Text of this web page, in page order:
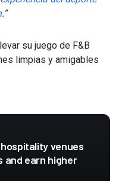
.”
su juego de F&B
limpias y amigables
venues
and earn higher